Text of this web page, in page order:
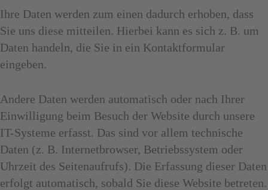
Ihre Daten werden zum einen dadurch erhoben, dass
Sie uns diese mitteilen. Hierbei kann es sich z. B. um
Daten handeln, die Sie in ein Kontaktformular
eingeben.
Andere Daten werden automatisch oder nach Ihrer
Einwilligung beim Besuch der Website durch unsere
IT-Systeme erfasst. Das sind vor allem technische
Daten (z. B. Internetbrowser, Betriebssystem oder
Uhrzeit des Seitenaufrufs). Die Erfassung dieser Daten
erfolgt automatisch, sobald Sie diese Website betreten.